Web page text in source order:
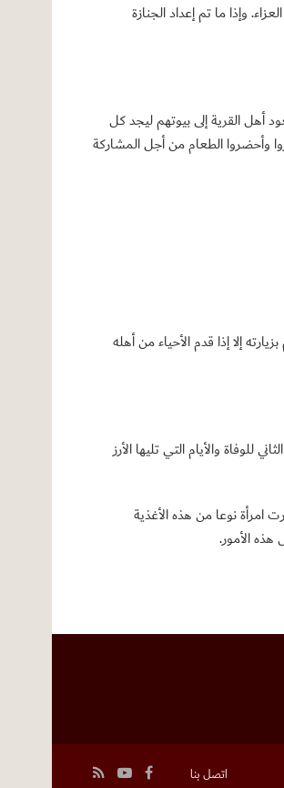
وإذا ما تم إعداد الجنازة
أهل القرية إلى بيوتهم ليجد كل
وأحضروا الطعام من أجل المشاركة
إلا إذا قدم الأحياء من أهله
والأيام التي تليها الأرز
امرأة نوعا من هذه الأغذية
الأمور.
اتصل بنا